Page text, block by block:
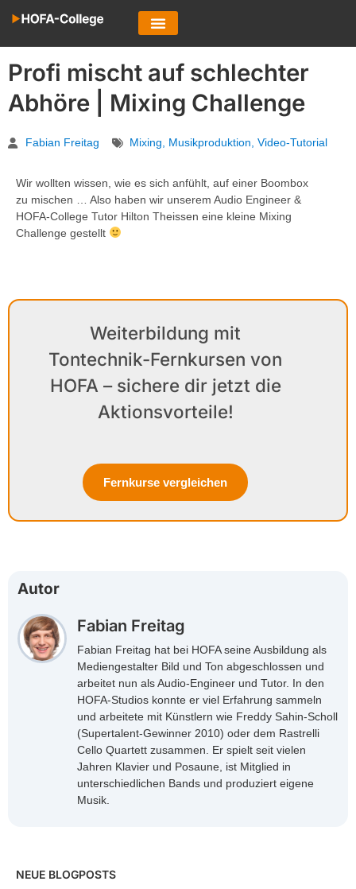
Profi mischt auf schlechter
Abhöre | Mixing Challenge
Fabian Freitag Mixing Musikproduktion Video-Tutorial
Wir wollten wissen, wie es sich anfühlt, auf einer Boombox
zu mischen … Also haben wir unserem Audio Engineer &
HOFA-College Tutor Hilton Theissen eine kleine Mixing
Challenge gestellt
Weiterbildung mit
Tontechnik-Fernkursen von
HOFA – sichere dir jetzt die
Aktionsvorteile!
Fernkurse vergleichen
Autor
Fabian Freitag
Fabian Freitag hat bei HOFA seine Ausbildung als
Mediengestalter Bild und Ton abgeschlossen und
arbeitet nun als Audio-Engineer und Tutor. In den
HOFA-Studios konnte er viel Erfahrung sammeln
und arbeitete mit Künstlern wie Freddy Sahin-Scholl
(Supertalent-Gewinner 2010) oder dem Rastrelli
Cello Quartett zusammen. Er spielt seit vielen
Jahren Klavier und Posaune, ist Mitglied in
unterschiedlichen Bands und produziert eigene
Musik.
NEUE BLOGPOSTS